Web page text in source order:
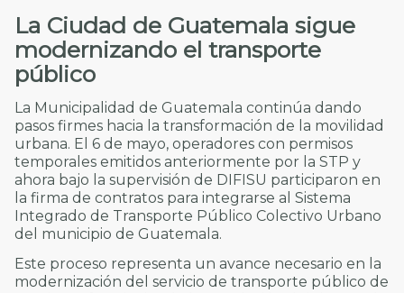
La Ciudad de Guatemala sigue
modernizando el transporte
público
La Municipalidad de Guatemala continúa dando
pasos firmes hacia la transformación de la movilidad
urbana. El 6 de mayo, operadores con permisos
temporales emitidos anteriormente por la STP y
ahora bajo la supervisión de DIFISU participaron en
la firma de contratos para integrarse al Sistema
Integrado de Transporte Público Colectivo Urbano
del municipio de Guatemala.
Este proceso representa un avance necesario en la
modernización del servicio de transporte público de